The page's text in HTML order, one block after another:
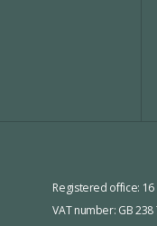
Registered office:
VAT number: GB 238